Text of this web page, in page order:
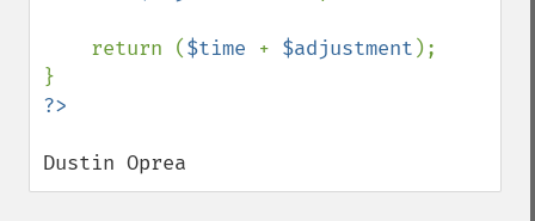
    return (
$time + $adjustment );
Dustin Oprea